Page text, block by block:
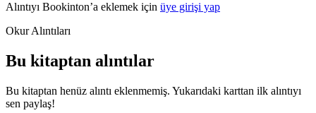
Alıntıyı Bookinton’a eklemek için üye girişi yap
Okur Alıntıları
Bu kitaptan alıntılar
Bu kitaptan henüz alıntı eklenmemiş. Yukarıdaki karttan ilk alıntıyı
sen paylaş!